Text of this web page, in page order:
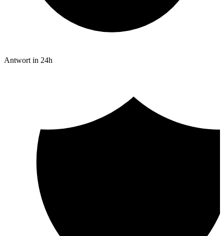
Antwort in 24h